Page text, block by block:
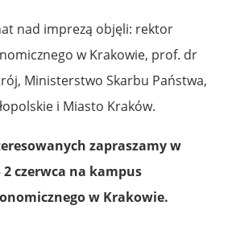
nad imprezą objęli: rektor
w Krakowie, prof. dr
Ministerstwo Skarbu Państwa,
i Miasto Kraków.
zapraszamy w
czerwca na kampus
w Krakowie.